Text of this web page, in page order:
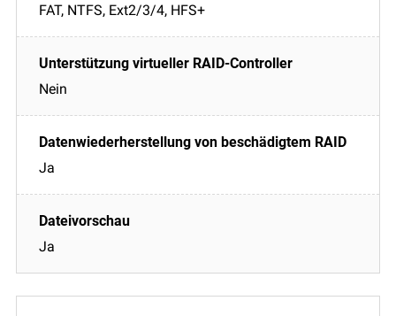
FAT, NTFS, Ext2/3/4, HFS+
Nein
Ja
Ja